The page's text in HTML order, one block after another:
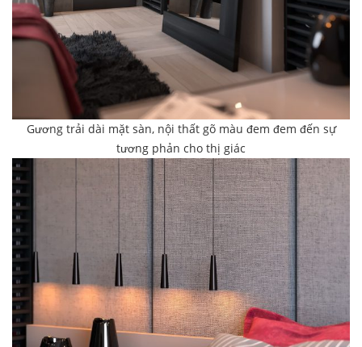
Gương trải dài mặt sàn, nội thất gõ màu đem đem đến sự
tương phản cho thị giác